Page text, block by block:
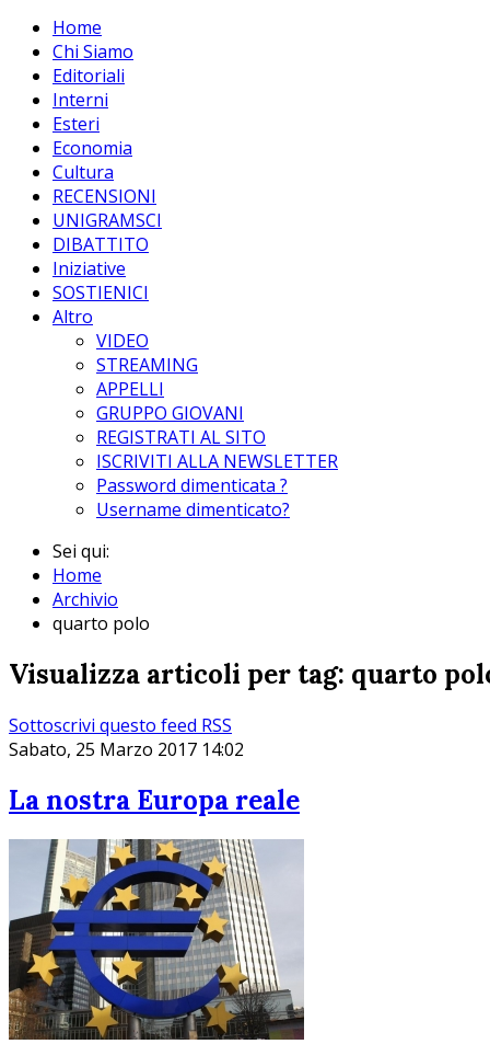
Home
Chi Siamo
Editoriali
Interni
Esteri
Economia
Cultura
RECENSIONI
UNIGRAMSCI
DIBATTITO
Iniziative
SOSTIENICI
Altro
VIDEO
STREAMING
APPELLI
GRUPPO GIOVANI
REGISTRATI AL SITO
ISCRIVITI ALLA NEWSLETTER
Password dimenticata ?
Username dimenticato?
Sei qui:
Home
Archivio
quarto polo
Visualizza articoli per tag: quarto
Sottoscrivi questo feed RSS
Sabato, 25 Marzo 2017 14:02
La nostra Europa reale